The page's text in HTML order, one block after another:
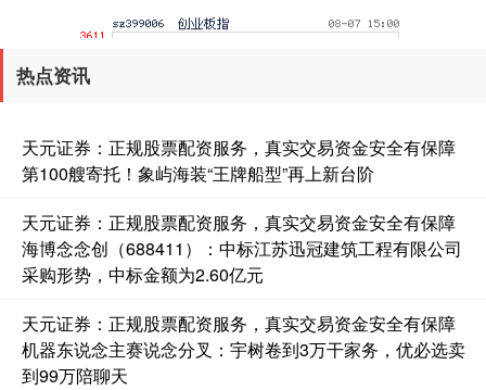
热点资讯
天元证券：正规股票配资服务，真实交易资金安全有保障
第100艘寄托！象屿海装“王牌船型”再上新台阶
天元证券：正规股票配资服务，真实交易资金安全有保障
海博念念创（688411）：中标江苏迅冠建筑工程有限公司
采购形势，中标金额为2.60亿元
天元证券：正规股票配资服务，真实交易资金安全有保障
机器东说念主赛说念分叉：宇树卷到3万干家务，优必选卖
到99万陪聊天